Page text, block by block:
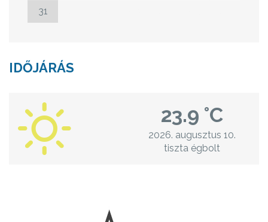
31
IDŐJÁRÁS
23.9 °C
2026. augusztus 10.
tiszta égbolt